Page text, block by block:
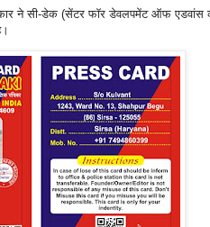
ने सी-डेक (सेंटर फॉर डेवलपमेंट ऑफ एडवांस